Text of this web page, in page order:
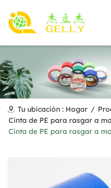
Tu ubicación : Hogar /
Cinta de PE para rasgar a
Cinta de PE para rasgar a